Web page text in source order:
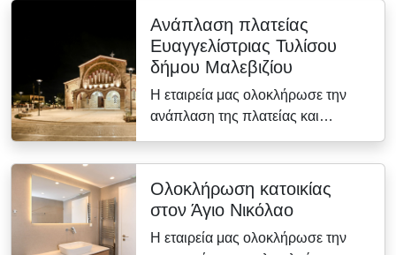
Ανάπλαση πλατείας
Ευαγγελίστριας Τυλίσου
δήμου Μαλεβιζίου
Η εταιρεία μας ολοκλήρωσε την
ανάπλαση της πλατείας και…
Ολοκλήρωση κατοικίας
στον Άγιο Νικόλαο
Η εταιρεία μας ολοκλήρωσε την